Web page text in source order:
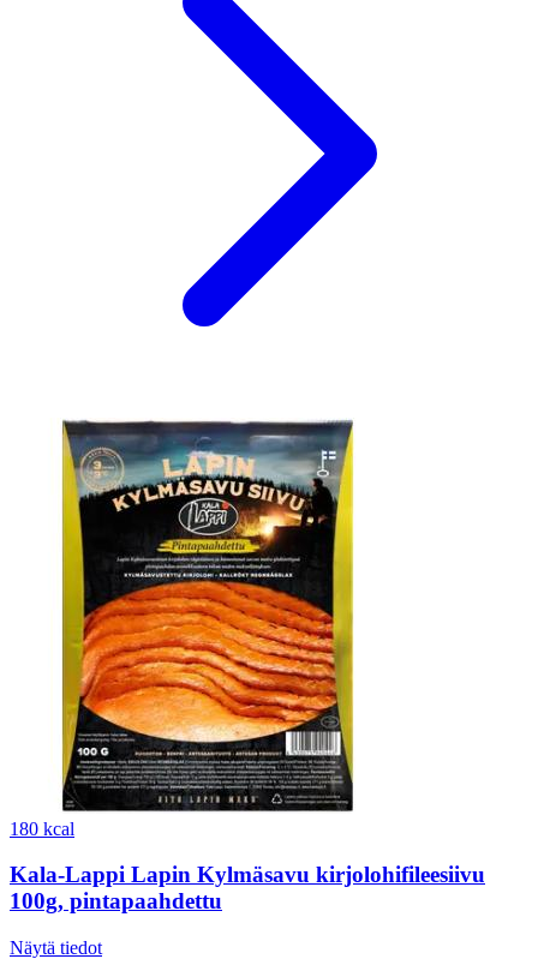
180 kcal
Kala-Lappi Lapin Kylmäsavu kirjolohifileesiivu
100g, pintapaahdettu
Näytä tiedot